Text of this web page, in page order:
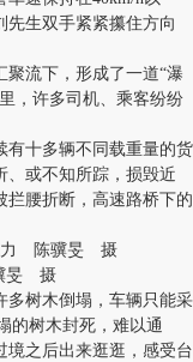
先生双手紧紧攥住方向
流下，形成了一道“瀑
，许多司机、乘客纷纷
十多辆不同载重量的货
、或不知所踪，损毁近
拦腰折断，高速路桥下的
旻 摄
树木倒塌，车辆只能采
的树木封死，难以通
境之后出来逛逛，感受台